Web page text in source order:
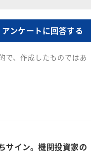
アンケートに回答する
で、作成したものではあ
サイン。機関投資家の